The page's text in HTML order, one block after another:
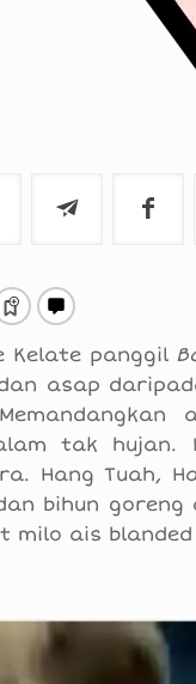
Kelate panggil
asap
tak
Hang Tuah,
bihun
milo ais